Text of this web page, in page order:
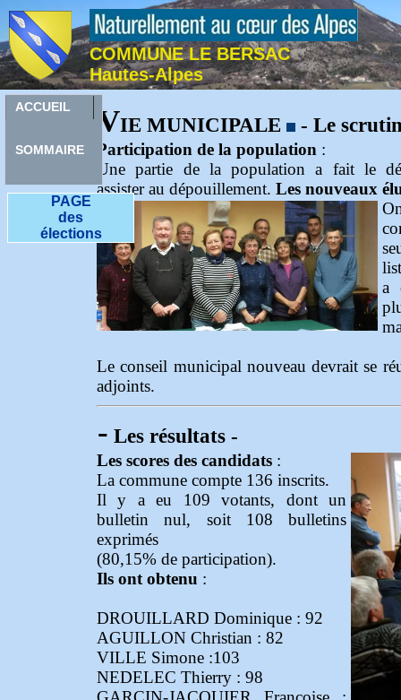
COMMUNE LE BERSAC
Hautes-Alpes
ACCUEIL
SOMMAIRE
PAGE
des
élections
VIE MUNICIPALE - Le
Participation de la population :
Une partie de la population a fait le
assister au dépouillement. Les nouveaux
a
Le conseil municipal nouveau devrait se
adjoints.
- Les résultats -
Les scores des candidats :
La commune compte 136 inscrits.
Il y a eu 109 votants, dont un
bulletin nul, soit 108 bulletins
exprimés
(80,15% de participation).
Ils ont obtenu :
DROUILLARD Dominique : 92
AGUILLON Christian : 82
VILLE Simone :103
NEDELEC Thierry : 98